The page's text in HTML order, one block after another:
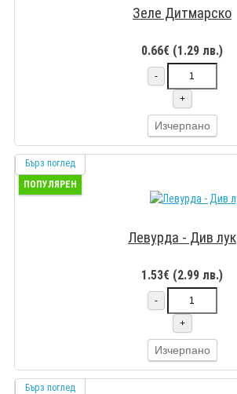
Зеле Дитмарско
0.66€ (1.29 лв.)
-
+
Изчерпано
Бърз поглед
ПОПУЛЯРЕН
Левурда - Див лук
1.53€ (2.99 лв.)
-
+
Изчерпано
Бърз поглед